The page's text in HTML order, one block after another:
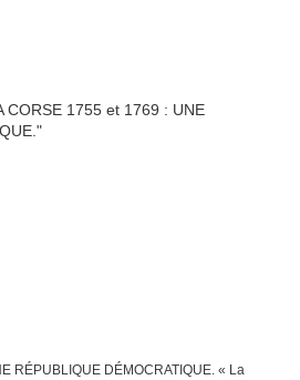
RÉPUBLIQUE DÉMOCRATIQUE. « La